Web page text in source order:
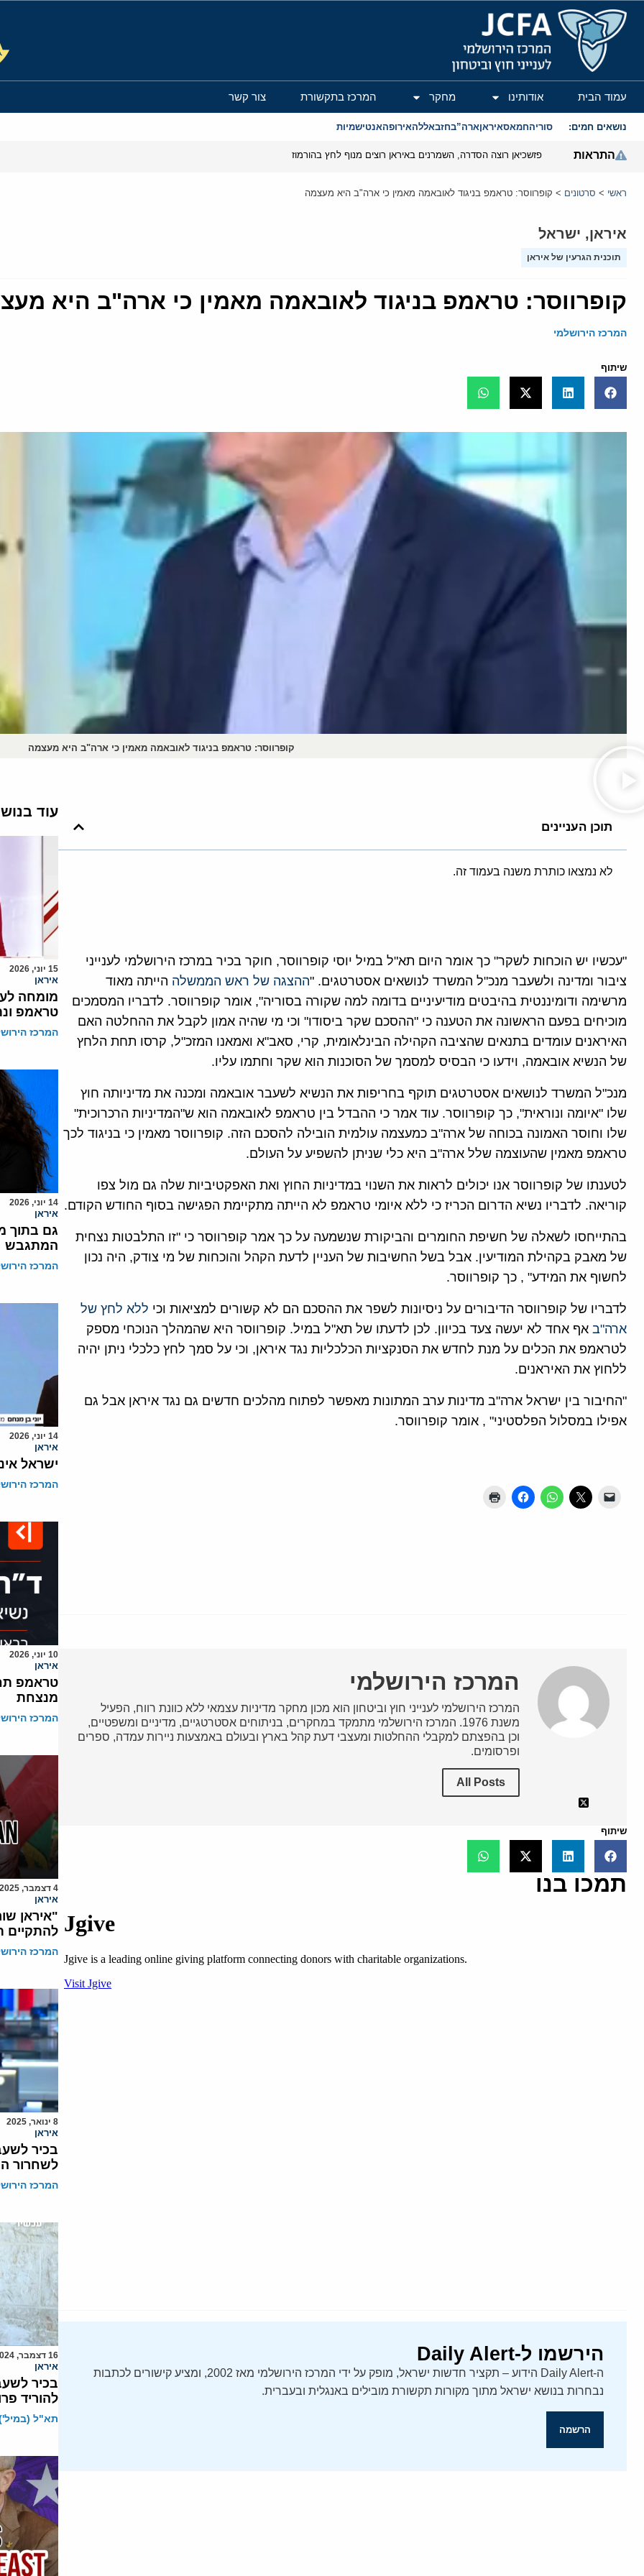
המרכז הירושלמי לענייני חוץ וביטחון
עמוד הבית אודותינו מחקר המרכז בתקשורת צור קשר
נושאים חמים: סוריהחמאסאיראןארה”בחזבאללהאירופהאנטישמיות
התראות פזשכיאן רוצה הסדרה, השמרנים באיראן רוצים מנוף לחץ בהורמוז
ראשי > סרטונים > קופרווסר: טראמפ בניגוד לאובאמה מאמין כי ארה"ב היא מעצמה
איראן, ישראל
תוכנית הגרעין של איראן
קופרווסר: טראמפ בניגוד לאובאמה מאמין כי ארה"ב היא
המרכז הירושלמי
שיתוף
קופרווסר: טראמפ בניגוד לאובאמה מאמין כי ארה"ב היא מעצמה
תוכן העניינים
לא נמצאו כותרת משנה בעמוד זה.
"עכשיו יש הוכחות לשקר" כך אומר היום תא"ל במיל יוסי קופרווסר, חוקר בכיר במרכז הירושלמי לענייני
ציבור ומדינה ולשעבר מנכ"ל המשרד לנושאים אסטרטגים. "ההצגה של ראש הממשלה הייתה מאוד
מרשימה ודומיננטית בהיבטים מודיעיניים בדומה למה שקורה בסוריה", אומר קופרווסר. לדבריו המסמכים
מוכיחים בפעם הראשונה את הטענה כי "ההסכם שקר ביסודו" וכי מי שהיה אמון לקבל את ההחלטה האם
האיראנים עומדים בתנאים שהציבה הקהילה הבינלאומית, קרי, סאב"א ואמאנו המזכ"ל, קרסו תחת הלחץ
של הנשיא אובאמה, וידעו כי הבסיס למסמך של הסוכנות הוא שקר וחתמו עליו.
מנכ"ל המשרד לנושאים אסטרטגים תוקף בחריפות את הנשיא לשעבר אובאמה ומכנה את מדיניותה חוץ
שלו "איומה ונוראית", כך קופרווסר. עוד אמר כי ההבדל בין טראמפ לאובאמה הוא ש"המדיניות הרכרוכית"
שלו וחוסר האמונה בכוחה של ארה"ב כמעצמה עולמית הובילה להסכם הזה. קופרווסר מאמין כי בניגוד לכך
טראמפ מאמין שהעוצמה שלל ארה"ב היא כלי שניתן להשפיע על העולם.
לטענתו של קופרווסר אנו יכולים לראות את השנוי במדיניות החוץ ואת האפקטיביות שלה גם מול צפו
קוריאה. לדבריו נשיא הדרום הכריז כי ללא איומי טראמפ לא הייתה מתקיימת הפגישה בסוף החודש הקודם.
בהתייחסו לשאלה של חשיפת החומרים והביקורת שנשמעה על כך אמר קופרווסר כי "זו התלבטות נצחית
של מאבק בקהילת המודיעין. אבל בשל החשיבות של העניין לדעת הקהל והוכחות של מי צודק, היה נכון
לחשוף את המידע" , כך קופרווסר.
לדבריו של קופרווסר הדיבורים על ניסיונות לשפר את ההסכם הם לא קשורים למציאות וכי ללא לחץ של
ארה"ב אף אחד לא יעשה צעד בכיוון. לכן לדעתו של תא"ל במיל. קופרווסר היא שהמהלך הנוכחי מספק
לטראמפ את הכלים על מנת לחדש את הסנקציות הכלכליות נגד איראן, וכי על סמך לחץ כלכלי ניתן יהיה
ללחוץ את האיראנים.
"החיבור בין ישראל ארה"ב מדינות ערב המתונות מאפשר לפתוח מהלכים חדשים גם נגד איראן אבל גם
אפילו במסלול הפלסטיני" , אומר קופרווסר.
המרכז הירושלמי
המרכז הירושלמי לענייני חוץ וביטחון הוא מכון מחקר מדיניות עצמאי ללא כוונת רווח, הפעיל
משנת 1976. המרכז הירושלמי מתמקד במחקרים, בניתוחים אסטרטגיים, מדיניים ומשפטיים,
וכן בהפצתם למקבלי ההחלטות ומעצבי דעת קהל בארץ ובעולם באמצעות ניירות עמדה, ספרים
ופרסומים.
All Posts
שיתוף
תמכו בנו
הירשמו ל-Daily Alert
ה-Daily Alert הידוע – תקציר חדשות ישראל, מופק על ידי המרכז הירושלמי מאז 2002, ומציע קישורים לכתבות
נבחרות בנושא ישראל מתוך מקורות תקשורת מובילים באנגלית ובעברית.
הרשמה
עוד
15 יוני, 2026
איראן
מומחה
טראמפ
המרכז
14 יוני, 2026
איראן
גם בתוך
המתגבש
המרכז
14 יוני, 2026
איראן
ישראל
המרכז
10 יוני, 2026
איראן
טראמפ
מנצחת
המרכז
4 דצמבר, 2025
איראן
"איראן
להתקיים
המרכז
8 ינואר, 2025
איראן
בכיר
לשחרור
המרכז
16 דצמבר, 2024
איראן
בכיר
להוריד
תא"ל (במיל')